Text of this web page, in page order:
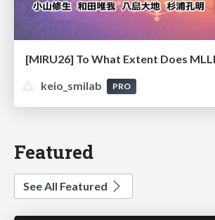
keio_smilab
PRO
Featured
See All Featured